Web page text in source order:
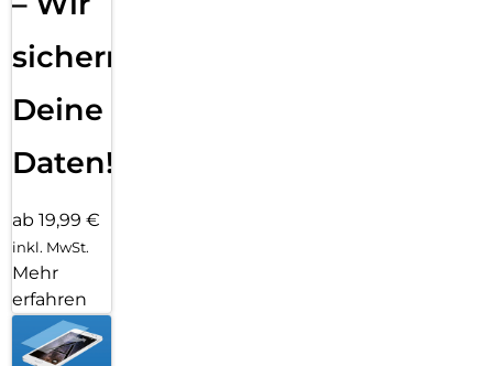
sichern
Deine
Daten!
ab 19,99 €
inkl. MwSt.
Mehr
erfahren